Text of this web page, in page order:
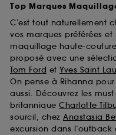
Top Marques
C’est tout naturellement
vos marques préférées
maquillage haute-
proposé avec une
Tom Ford et Yves Saint
On pense à Rihanna pour
aussi. Découvrez les
britannique Charlotte
sourcil, chez Anastasia
excursion dans